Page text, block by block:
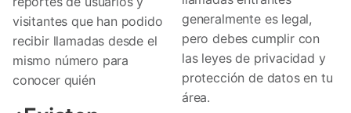
visitantes que han podido
recibir llamadas desde el
mismo número para
conocer quién
generalmente es legal,
pero debes cumplir con
las leyes de privacidad y
protección de datos en tu
área.